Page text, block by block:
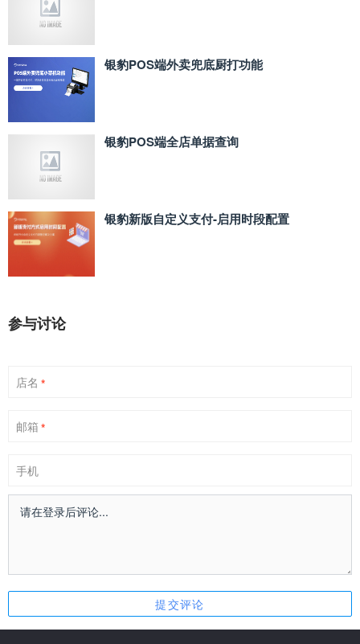
银豹POS端外卖兜底厨打功能
银豹POS端全店单据查询
银豹新版自定义支付‑启用时段配置
参与讨论
店名 *
邮箱 *
手机